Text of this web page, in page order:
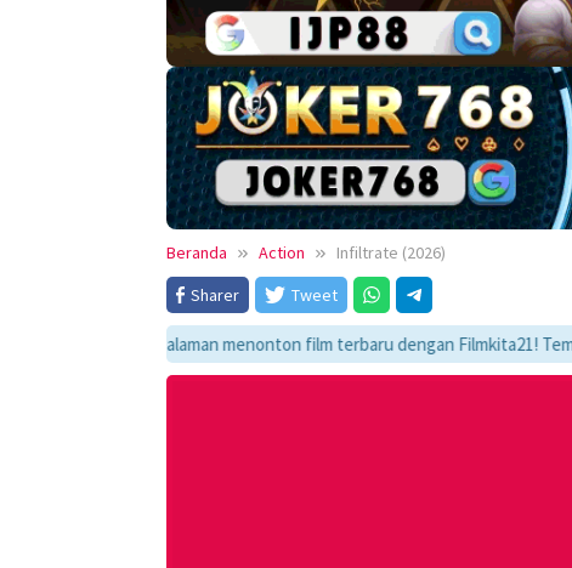
Beranda Action
Infiltrate (2026)
Sharer
Tweet
pengalaman menonton film terbaru dengan Filmkita21! Temukan link